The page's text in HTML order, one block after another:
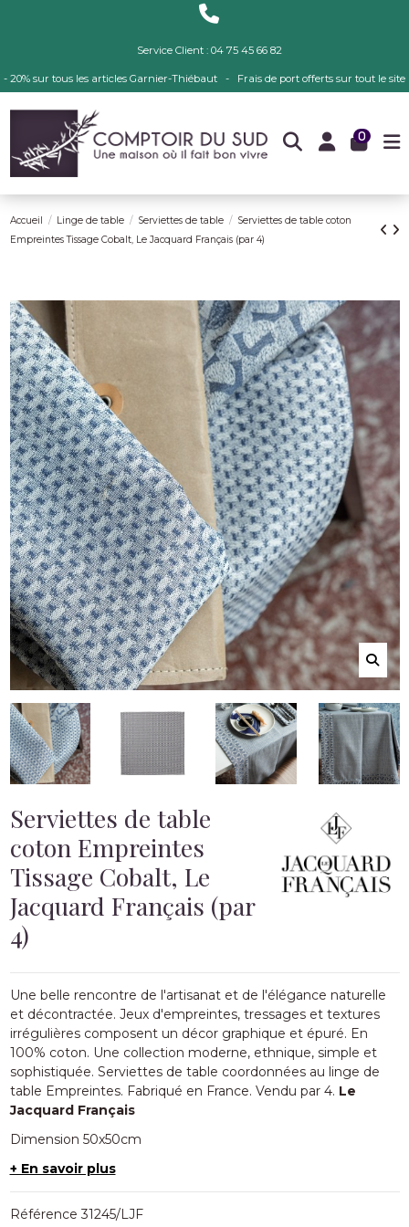
Service Client : 04 75 45 66 82
- 20% sur tous les articles Garnier-Thiébaut - Frais de port offerts sur tout le site
0
Accueil Linge de table Serviettes de table
Serviettes de table coton
Empreintes Tissage Cobalt, Le Jacquard Français (par 4)
Serviettes de table
coton Empreintes
Tissage Cobalt, Le
Jacquard Français (par
4)
Une belle rencontre de l'artisanat et de l'élégance naturelle
et décontractée. Jeux d'empreintes, tressages et textures
irrégulières composent un décor graphique et épuré. En
100% coton. Une collection moderne, ethnique, simple et
sophistiquée. Serviettes de table coordonnées au linge de
table Empreintes. Fabriqué en France. Vendu par 4. Le
Jacquard Français
Dimension 50x50cm
+ En savoir plus
Référence 31245/LJF